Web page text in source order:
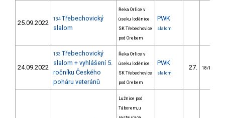
25.09.2022 134 Třebechovický
slalom
Řeka Orlice v
úseku loděnice
SK Třebechovice
pod Orebem
PWK
slalom
24.09.2022
133 Třebechovický
slalom + vyhlášení 5.
ročníku Českého
poháru veteránů
Řeka Orlice v
úseku loděnice
SK Třebechovice
pod Orebem
PWK
slalom
27. 18/PZM
Lužnice pod
Táborem, u